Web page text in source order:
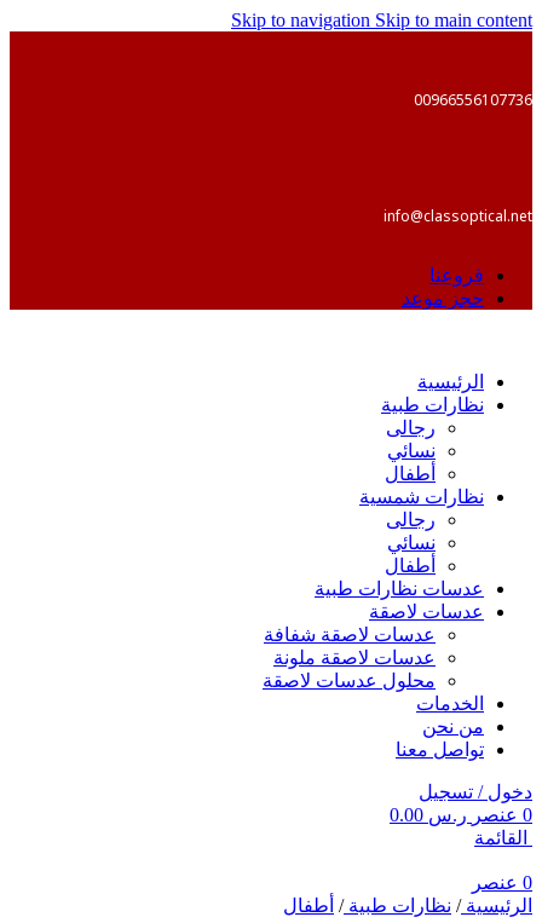
Skip to navigation Skip to main content
00966556107736
info@classoptical.net
فروعنا
حجز موعد
الرئيسية
نظارات طبية
رجالى
نسائي
أطفال
نظارات شمسية
رجالى
نسائي
أطفال
عدسات نظارات طبية
عدسات لاصقة
عدسات لاصقة شفافة
عدسات لاصقة ملونة
محلول عدسات لاصقة
الخدمات
من نحن
تواصل معنا
دخول / تسجيل
0 عنصر ر.س
القائمة
0 عنصر
الرئيسية/ نظارات طبية/ أطفال